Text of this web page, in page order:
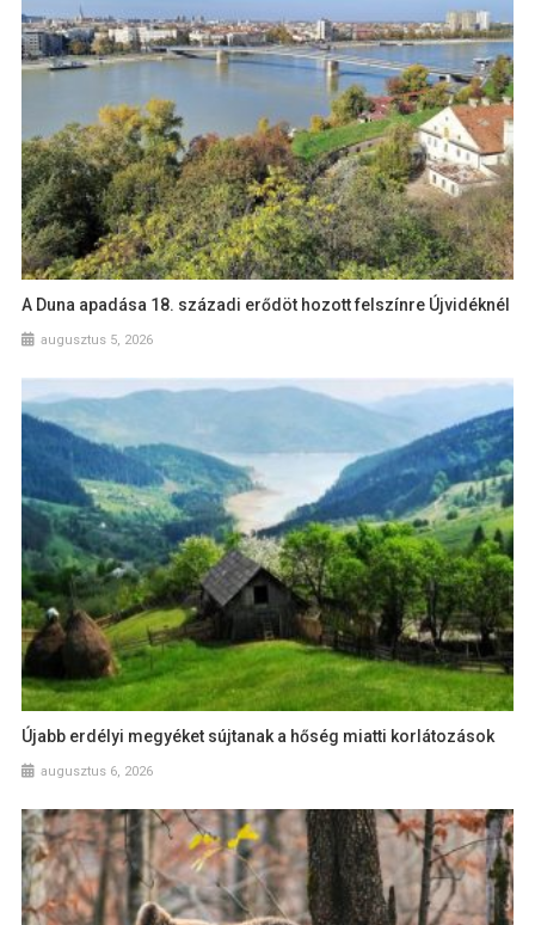
A Duna apadása 18. századi erődöt hozott felszínre Újvidéknél
augusztus 5, 2026
Újabb erdélyi megyéket sújtanak a hőség miatti korlátozások
augusztus 6, 2026